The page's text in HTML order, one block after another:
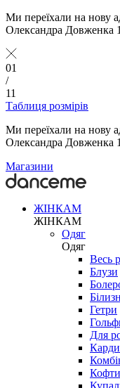
Ми переїхали на нову
Олександра Довженка
01
/
11
Таблиця розмірів
Ми переїхали на нову
Олександра Довженка
Магазини
ЖІНКАМ
ЖІНКАМ
Одяг
Одяг
Весь
Блузи
Гетри
Для
Кофти